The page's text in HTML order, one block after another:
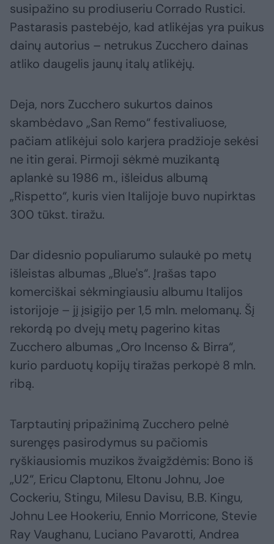
susipažino su prodiuseriu Corrado Rustici.
Pastarasis pastebėjo, kad atlikėjas yra puikus
dainų autorius – netrukus Zucchero dainas
atliko daugelis jaunų italų atlikėjų.
Deja, nors Zucchero sukurtos dainos
skambėdavo „San Remo“ festivaliuose,
pačiam atlikėjui solo karjera pradžioje sekėsi
ne itin gerai. Pirmoji sėkmė muzikantą
aplankė su 1986 m., išleidus albumą
„Rispetto“, kuris vien Italijoje buvo nupirktas
300 tūkst. tiražu.
Dar didesnio populiarumo sulaukė po metų
išleistas albumas „Blue's“. Įrašas tapo
komerciškai sėkmingiausiu albumu Italijos
istorijoje – jį įsigijo per 1,5 mln. melomanų. Šį
rekordą po dvejų metų pagerino kitas
Zucchero albumas „Oro Incenso & Birra“,
kurio parduotų kopijų tiražas perkopė 8 mln.
ribą.
Tarptautinį pripažinimą Zucchero pelnė
surengęs pasirodymus su pačiomis
ryškiausiomis muzikos žvaigždėmis: Bono iš
„U2“, Ericu Claptonu, Eltonu Johnu, Joe
Cockeriu, Stingu, Milesu Davisu, B.B. Kingu,
Johnu Lee Hookeriu, Ennio Morricone, Stevie
Ray Vaughanu, Luciano Pavarotti, Andrea